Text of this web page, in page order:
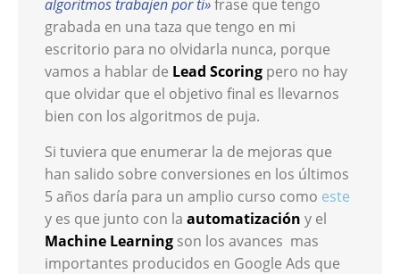
algoritmos trabajen por ti»frase que tengo
grabada en una taza que tengo en mi
escritorio para no olvidarla nunca, porque
vamos a hablar de Lead Scoring pero no hay
que olvidar que el objetivo final es llevarnos
bien con los algoritmos de puja.
Si tuviera que enumerar la de mejoras que
han salido sobre conversiones en los últimos
5 años daría para un amplio curso como este
y es que junto con la automatización y el
Machine Learning son los avances mas
importantes producidos en Google Ads que